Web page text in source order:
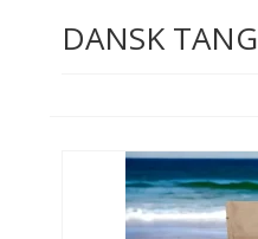
DANSK TANG